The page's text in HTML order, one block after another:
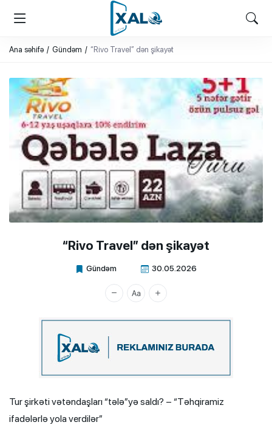
XALQ.ONLINE
ONLAYN PLATFORMA
Ana səhifə Gündəm “Rivo Travel” dən şikayət
“Rivo Travel” dən şikayət
Gündəm 30.05.2026
Xalq.Online
Tur şirkəti vətəndaşları “tələ”yə saldı? – “Təhqiramiz
ifadələrlə yola verdilər”